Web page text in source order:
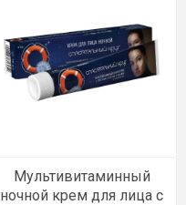
Мультивитаминный
ночной крем для лица с